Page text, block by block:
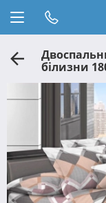
білизни